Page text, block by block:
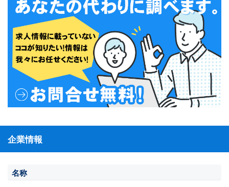
企業情報
名称